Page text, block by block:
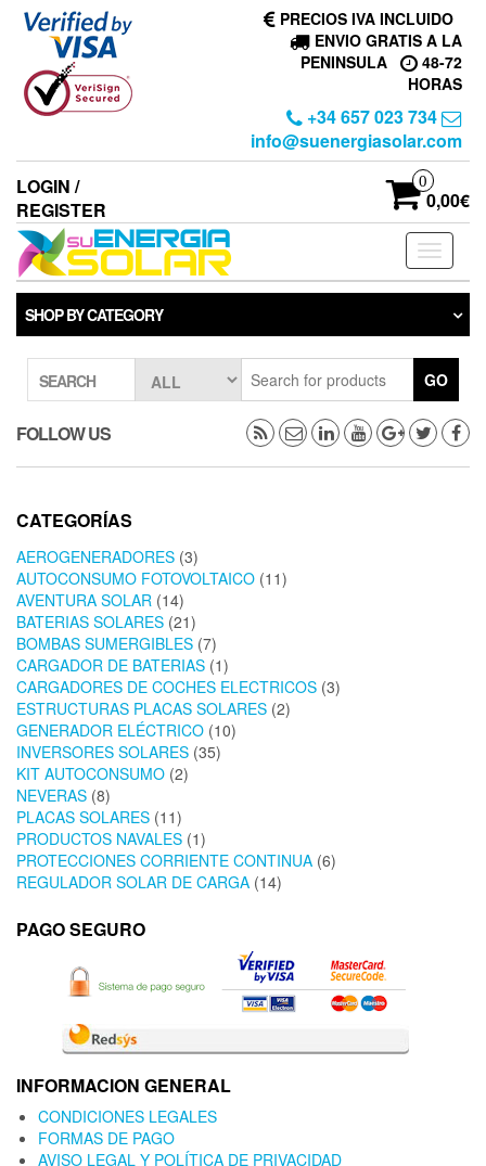
Skip
content
PRECIOS IVA INCLUIDO
ENVIO GRATIS A LA
PENINSULA
48-72
HORAS
+34 657 023 734
info@suenergiasolar.com
LOGIN /
REGISTER
0
0,00€
Toggle
SHOP BY CATEGORY
SEARCH GO
FOLLOW US
CATEGORÍAS
AEROGENERADORES (3)
AUTOCONSUMO FOTOVOLTAICO (11)
AVENTURA SOLAR (14)
BATERIAS SOLARES (21)
BOMBAS SUMERGIBLES (7)
CARGADOR DE BATERIAS (1)
CARGADORES DE COCHES ELECTRICOS (3)
ESTRUCTURAS PLACAS SOLARES (2)
GENERADOR ELÉCTRICO (10)
INVERSORES SOLARES (35)
KIT AUTOCONSUMO (2)
NEVERAS (8)
PLACAS SOLARES (11)
PRODUCTOS NAVALES (1)
PROTECCIONES CORRIENTE CONTINUA (6)
REGULADOR SOLAR DE CARGA (14)
PAGO SEGURO
INFORMACION GENERAL
CONDICIONES LEGALES
FORMAS DE PAGO
AVISO LEGAL Y POLÍTICA DE PRIVACIDAD